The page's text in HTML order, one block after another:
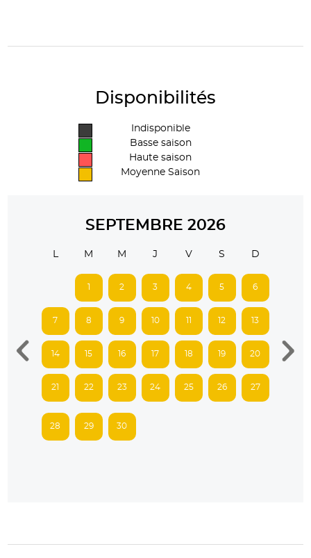
Disponibilités
Indisponible
Basse saison
Haute saison
Moyenne Saison
SEPTEMBRE 2026
M M J V S D
1 2 3 4 5 6
7 8 9 10 11 12 13
14 15 16 17 18 19 20
21 22 23 24 25 26 27
28 29 30